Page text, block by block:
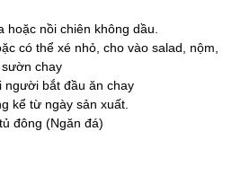
hoặc nồi chiên không dầu.
có thể xé nhỏ, cho vào salad, nộm,
chay
người bắt đầu ăn chay
kể từ ngày sản xuất.
đông (Ngăn đá)
Chay Nướng 200g (chay mặn